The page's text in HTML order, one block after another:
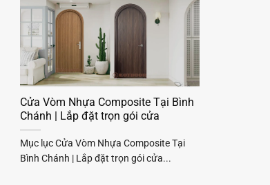
Cửa Vòm Nhựa Composite Tại Bình
Chánh | Lắp đặt trọn gói cửa
Mục lục Cửa Vòm Nhựa Composite Tại
Bình Chánh | Lắp đặt trọn gói cửa...